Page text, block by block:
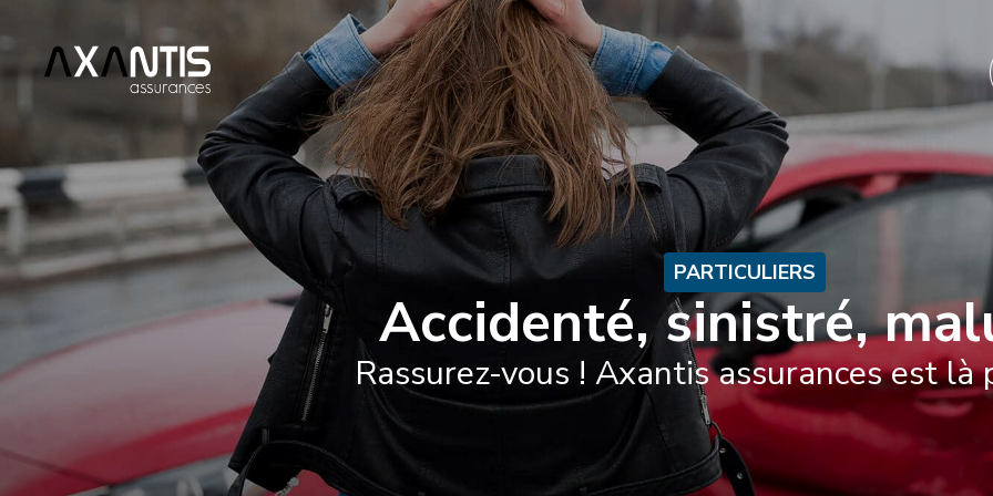
ACCUEIL PARTICULIERS PROFESSIONNELS
PARTICULIERS
Accidenté, sinistré,
Rassurez-vous ! Axantis assurances est là